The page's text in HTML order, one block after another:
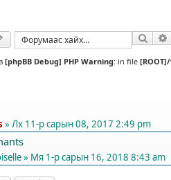
Хайлт
[phpBB Debug] PHP Warning: in file
» Лх 11-р сарын 08, 2017 2:49 pm
» Мя 1-р сарын 16, 2018 8:43 am